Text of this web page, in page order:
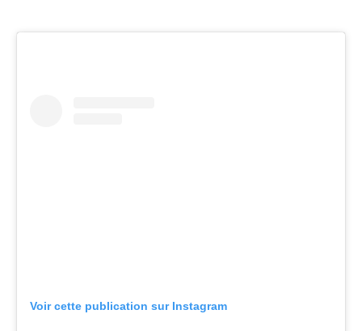
Voir cette publication sur Instagram